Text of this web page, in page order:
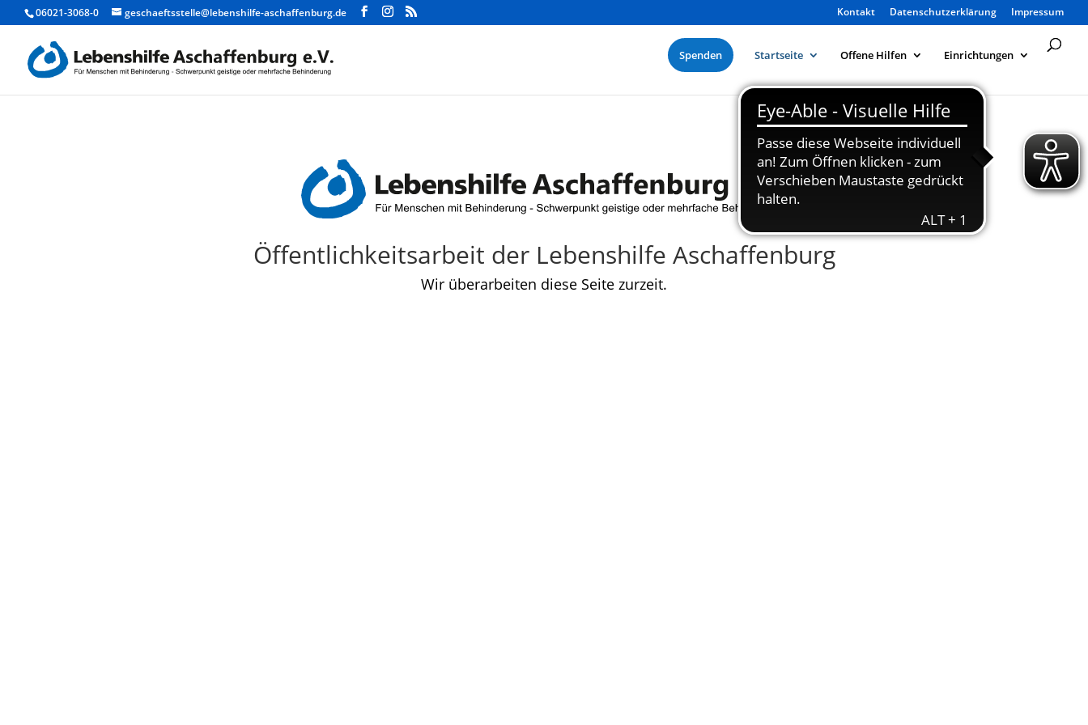
06021-3068-0 geschaeftsstelle@lebenshilfe-aschaffenburg.de Kontakt Datenschutzerklärung Impressum
Spenden Startseite Offene Hilfen Einrichtungen
Öffentlichkeitsarbeit der Lebenshilfe Aschaffenburg
Wir überarbeiten diese Seite zurzeit.